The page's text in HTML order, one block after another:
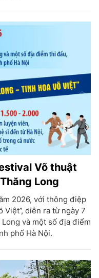
Võ thuật
Long
2026, với thông điệp
Việt”, diễn ra từ ngày 7
và một số địa điểm
phố Hà Nội.